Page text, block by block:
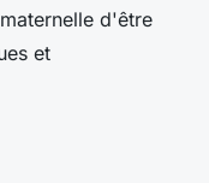
d'être
et